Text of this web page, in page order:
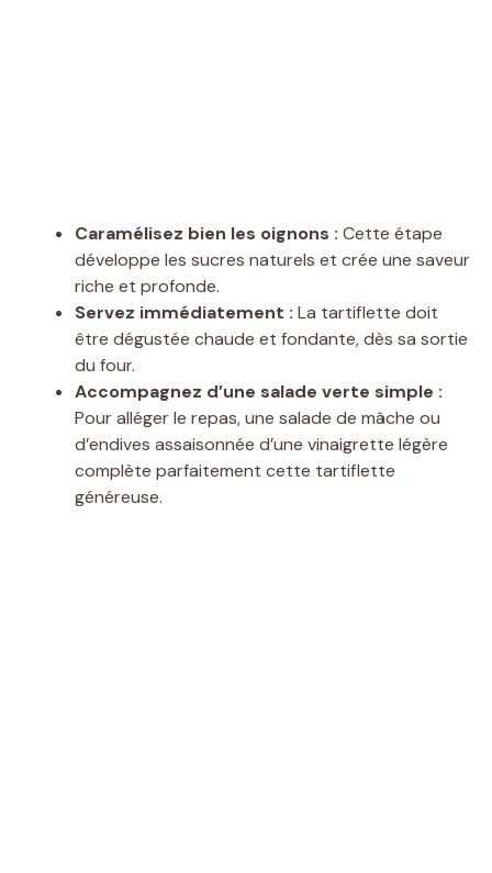
Caramélisez bien les oignons : Cette étape
développe les sucres naturels et crée une saveur
riche et profonde.
Servez immédiatement : La tartiflette doit
être dégustée chaude et fondante, dès sa sortie
du four.
Accompagnez d’une salade verte simple :
Pour alléger le repas, une salade de mâche ou
d’endives assaisonnée d’une vinaigrette légère
complète parfaitement cette tartiflette
généreuse.